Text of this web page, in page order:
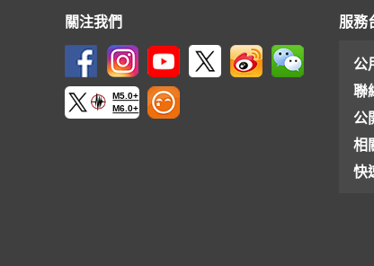
關注我們
M5.0+
M6.0+
服務
公
聯
公
相
快